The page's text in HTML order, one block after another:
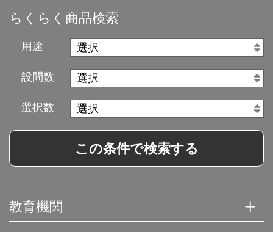
らくらく商品検索
用途
設問数
選択数
この条件で検索する
教育機関